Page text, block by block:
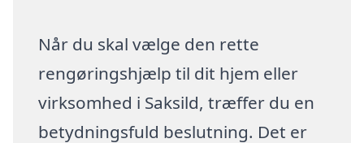
Når du skal vælge den rette
rengøringshjælp til dit hjem eller
virksomhed i Saksild, træffer du en
betydningsfuld beslutning. Det er